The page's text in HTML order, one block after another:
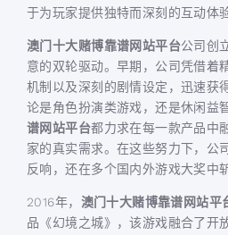
于为玩家提供独特而深刻的互动体验
澳门十大赌博靠谱网站平台公司创
意的双轮驱动。早期，公司凭借着
机制以及深刻的剧情设定，迅速获
论是角色扮演类游戏，还是休闲益
谱网站平台都力求在每一款产品中
家的真实需求。在这些努力下，公
反响，还在多个国内外游戏大奖中
2016年， 澳门十大赌博靠谱网站平
品《幻境之城》，该游戏融合了开